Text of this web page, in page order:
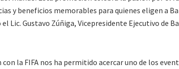
y beneficios memorables para quienes eligen a
Lic. Gustavo Zúñiga, Vicepresidente Ejecutivo de
la FIFA nos ha permitido acercar uno de los